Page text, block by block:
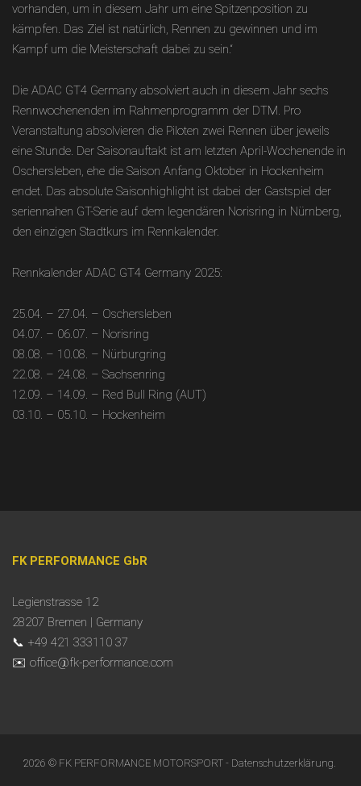
vorhanden, um in diesem Jahr um eine Spitzenposition zu
kämpfen. Das Ziel ist natürlich, Rennen zu gewinnen und im
Kampf um die Meisterschaft dabei zu sein.“
Die ADAC GT4 Germany absolviert auch in diesem Jahr sechs
Rennwochenenden im Rahmenprogramm der DTM. Pro
Veranstaltung absolvieren die Piloten zwei Rennen über jeweils
eine Stunde. Der Saisonauftakt ist am letzten April-Wochenende in
Oschersleben, ehe die Saison Anfang Oktober in Hockenheim
endet. Das absolute Saisonhighlight ist dabei der Gastspiel der
seriennahen GT-Serie auf dem legendären Norisring in Nürnberg,
den einzigen Stadtkurs im Rennkalender.
Rennkalender ADAC GT4 Germany 2025:
25.04. – 27.04. – Oschersleben
04.07. – 06.07. – Norisring
08.08. – 10.08. – Nürburgring
22.08. – 24.08. – Sachsenring
12.09. – 14.09. – Red Bull Ring (AUT)
03.10. – 05.10. – Hockenheim
FK PERFORMANCE GbR
Legienstrasse 12
28207 Bremen | Germany
📞 +49 421 333110 37
✉️ office@fk-performance.com
2026 © FK PERFORMANCE MOTORSPORT - Datenschutzerklärung.